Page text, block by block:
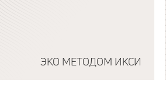
ЭКО МЕТОДОМ ИКСИ